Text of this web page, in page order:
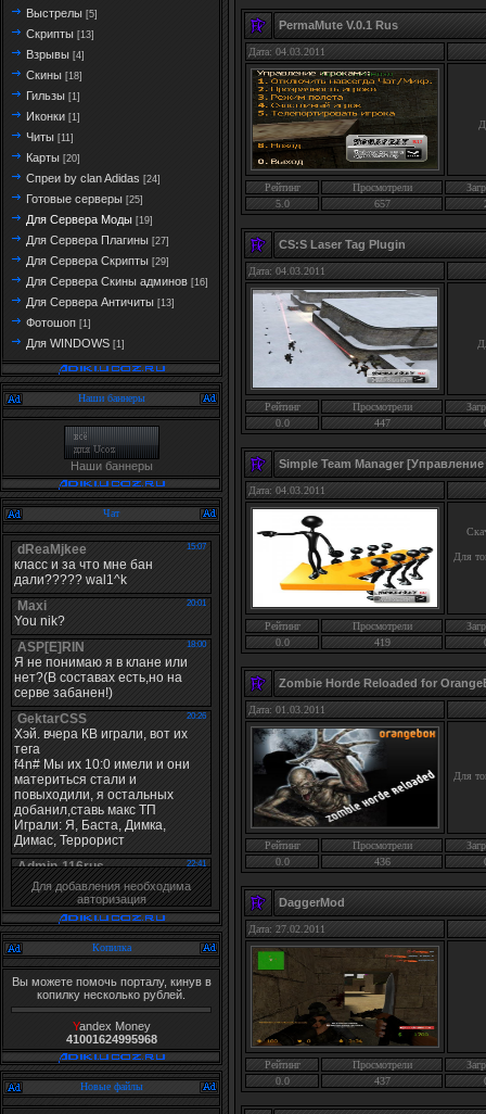
Выстрелы [5]
Скрипты [13]
Взрывы [4]
Скины [18]
Гильзы [1]
Иконки [1]
Читы [11]
Карты [20]
Спреи by clan Adidas [24]
Готовые серверы [25]
Для Сервера Моды [19]
Для Сервера Плагины [27]
Для Сервера Скрипты [29]
Для Сервера Скины админов [16]
Для Сервера Античиты [13]
Фотошоп [1]
Для WINDOWS [1]
Наши баннеры
Наши баннеры
Чат
Для добавления необходима
авторизация
Копилка
Вы можете помочь порталу, кинув в
копилку несколько рублей.
Yandex Money
41001624995968
Новые файлы
PermaMute V.0.1 Rus
Дата: 04.03.2011
Рейтинг Просмотрели
5.0
657
CS:S Laser Tag Plugin
Дата: 04.03.2011
Рейтинг Просмотрели
0.0
447
Simple Team Manager
Дата: 04.03.2011
Для
Рейтинг Просмотрели
0.0
419
Zombie Horde Reloaded for
Дата: 01.03.2011
Для
Рейтинг Просмотрели
0.0
436
DaggerMod
Дата: 27.02.2011
Рейтинг Просмотрели
0.0
437